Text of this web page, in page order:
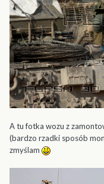
A tu fotka wozu z
(bardzo rzadki sposób
zmyślam